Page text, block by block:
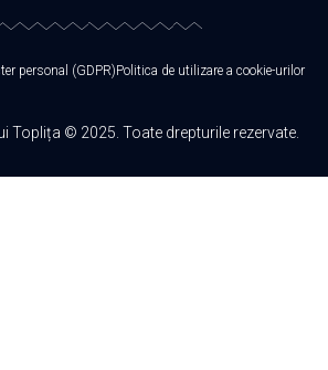
personal (GDPR)Politica de utilizare a cookie-urilor
Toplița © 2025. Toate drepturile rezervate.